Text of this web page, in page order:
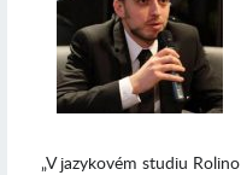
„V jazykovém studiu Rolino